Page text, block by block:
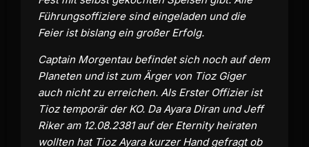
Führungsoffiziere sind eingeladen und die
Feier ist bislang ein großer Erfolg.
Captain Morgentau befindet sich noch auf dem
Planeten und ist zum Ärger von Tioz Giger
auch nicht zu erreichen. Als Erster Offizier ist
Tioz temporär der KO. Da Ayara Diran und Jeff
Riker am 12.08.2381 auf der Eternity heiraten
wollten hat Tioz Ayara kurzer Hand gefragt ob